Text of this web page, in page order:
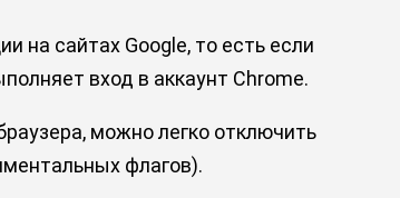
на сайтах Google, то есть если
вход в аккаунт Chrome.
можно легко отключить
флагов).